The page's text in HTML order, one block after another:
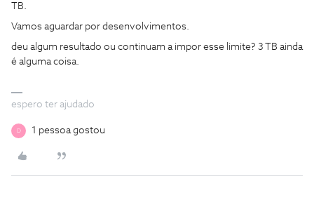
TB.
Vamos aguardar por desenvolvimentos.
deu algum resultado ou continuam a impor esse limite? 3 TB ainda
é alguma coisa.
espero ter ajudado
D 1 pessoa gostou